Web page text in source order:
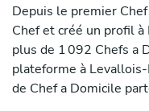
Depuis le premier
Chef et créé un profil
plus de 1 092 Chefs a
plateforme à
de Chef a Domicile